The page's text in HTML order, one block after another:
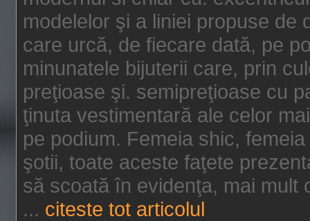
modelelor şi a liniei propuse de
care urcă, de fiecare dată, pe
minunatele bijuterii care, prin
preţioase şi. semipreţioase cu
ţinuta vestimentară ale celor
pe podium. Femeia shic,
şotii, toate aceste faţete
să scoată în evidenţa, mai mult
... citeste tot articolul